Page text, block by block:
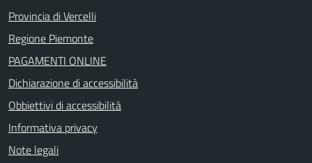
Provincia di Vercelli
Regione Piemonte
PAGAMENTI ONLINE
Dichiarazione di accessibilità
Obbiettivi di accessibilità
Informativa privacy
Note legali